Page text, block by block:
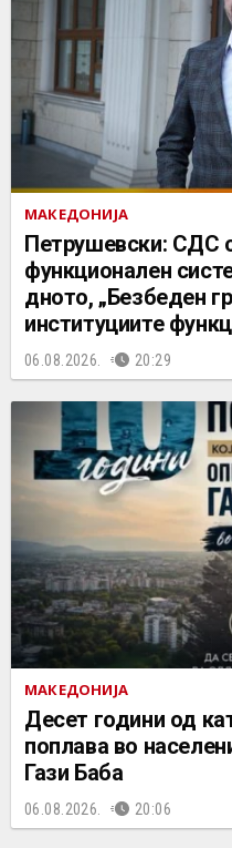
МАКЕДОНИЈА
Петрушевски: СДС
функционален
дното, „Безбеден
институциите
06.08.2026. 20:29
МАКЕДОНИЈА
Десет години од
поплава во
Гази Баба
06.08.2026. 20:06